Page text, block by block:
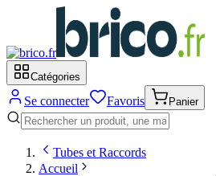
Catégories
Se connecter Favoris Panier
Tubes et Raccords
Accueil